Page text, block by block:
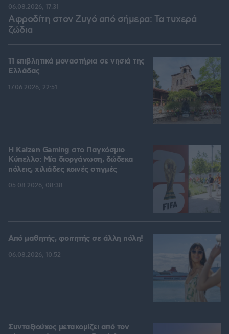
Αφροδίτη στον Ζυγό από σήμερα: Τα τυχερά
ζώδια
06.08.2026, 17:31
11 επιβλητικά μοναστήρια σε νησιά της
Ελλάδας
17.06.2026, 22:51
H Kaizen Gaming στο Παγκόσμιο
Kύπελλο: Μία διοργάνωση, δώδεκα
πόλεις, χιλιάδες κοινές στιγμές
05.08.2026, 08:38
Από μαθητής, φοιτητής σε άλλη πόλη!
06.08.2026, 10:52
Συνταξιούχος μετακομίζει από τον